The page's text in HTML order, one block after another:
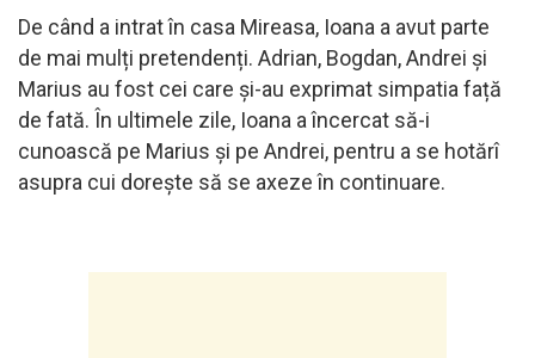
De când a intrat în casa Mireasa, Ioana a avut parte
de mai mulți pretendenți. Adrian, Bogdan, Andrei și
Marius au fost cei care și-au exprimat simpatia față
de fată. În ultimele zile, Ioana a încercat să-i
cunoască pe Marius și pe Andrei, pentru a se hotărî
asupra cui dorește să se axeze în continuare.